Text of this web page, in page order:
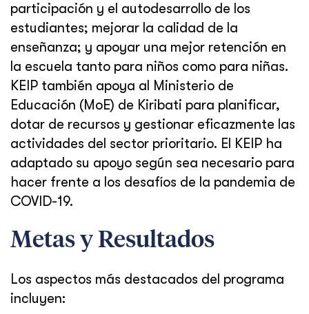
participación y el autodesarrollo de los
estudiantes; mejorar la calidad de la
enseñanza; y apoyar una mejor retención en
la escuela tanto para niños como para niñas.
KEIP también apoya al Ministerio de
Educación (MoE) de Kiribati para planificar,
dotar de recursos y gestionar eficazmente las
actividades del sector prioritario. El KEIP ha
adaptado su apoyo según sea necesario para
hacer frente a los desafíos de la pandemia de
COVID-19.
Metas y Resultados
Los aspectos más destacados del programa
incluyen: